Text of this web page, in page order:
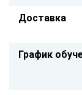
Доставка
График